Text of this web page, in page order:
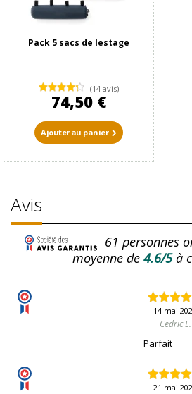
Pack 5 sacs de lestage
(14 avis)
74,50 €
Ajouter au panier
Avis
61 personnes
moyenne de 4.6/5à
14 mai
Cedric L.
Parfait
21 mai